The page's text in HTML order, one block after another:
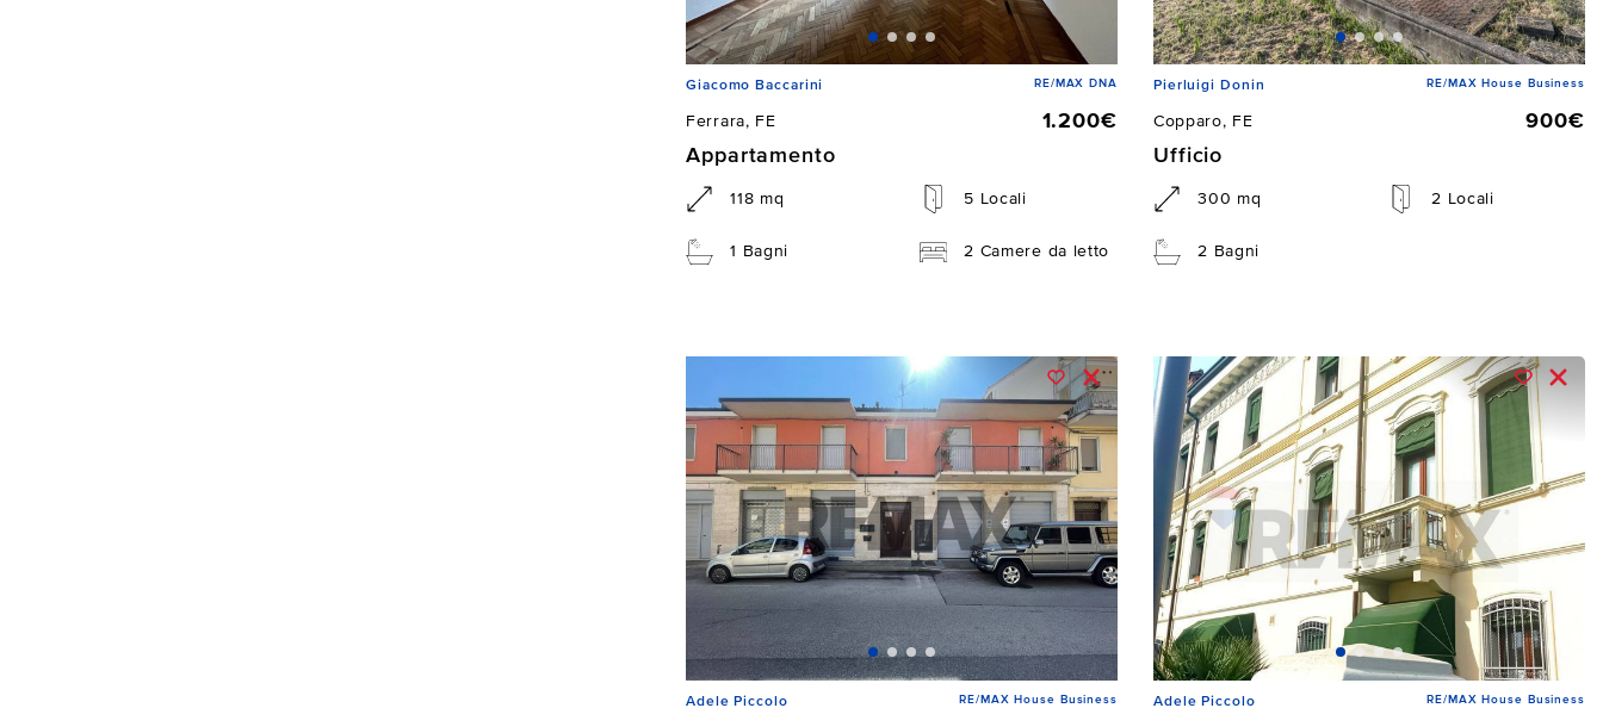
Giacomo Baccarini RE/MAX DNA
Ferrara, FE
1.200€
Appartamento
118 mq 5 Locali
1 Bagni 2 Camere da letto
Pierluigi Donin RE/MAX House Business
Copparo, FE
900€
Ufficio
300 mq 2 Locali
2 Bagni
Adele Piccolo RE/MAX House Business Adele Piccolo RE/MAX House Business